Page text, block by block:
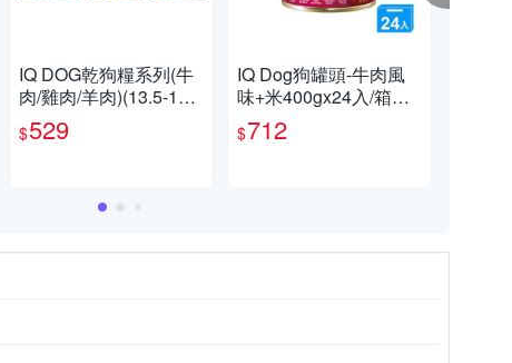
IQ DOG乾狗糧系列(牛
肉/雞肉/羊肉)(13.5-15K
G/包)【愛買】
$529
IQ Dog狗罐頭-牛肉風
味+米400gx24入/箱
【愛買】
$712